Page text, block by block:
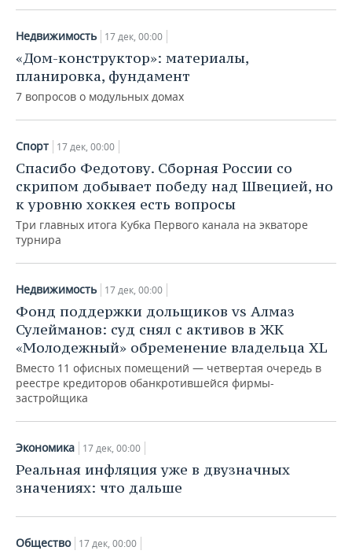
ОТКРЫТАЯ ЛЕКЦИЯ
ВОЛЕЙБОЛ
КИБЕРСПОРТ
ВОДНЫЕ ВИДЫ СПОРТА
ХОККЕЙ С МЯЧОМ
ИНФРАСТРУКТУРА
ИСТОРИЯ
КУЛЬТУРА
ОБРАЗОВАНИЕ
ПРОИСШЕСТВИЯ
СПРАВОЧНИК
СПИСОК ПЕРСОН
СПИСОК КОМПАНИЙ
ПОЛНАЯ ВЕРСИЯ
Недвижимость 17 дек, 00:00
«Дом-конструктор»: материалы,
планировка, фундамент
7 вопросов о модульных домах
Спорт 17 дек, 00:00
Спасибо Федотову. Сборная России со
скрипом добывает победу над Швецией, но
к уровню хоккея есть вопросы
Три главных итога Кубка Первого канала на экваторе
турнира
Недвижимость 17 дек, 00:00
Фонд поддержки дольщиков vs Алмаз
Сулейманов: суд снял с активов в ЖК
«Молодежный» обременение владельца XL
Вместо 11 офисных помещений — четвертая очередь в
реестре кредиторов обанкротившейся фирмы-
застройщика
Экономика 17 дек, 00:00
Реальная инфляция уже в двузначных
значениях: что дальше
Общество 17 дек, 00:00